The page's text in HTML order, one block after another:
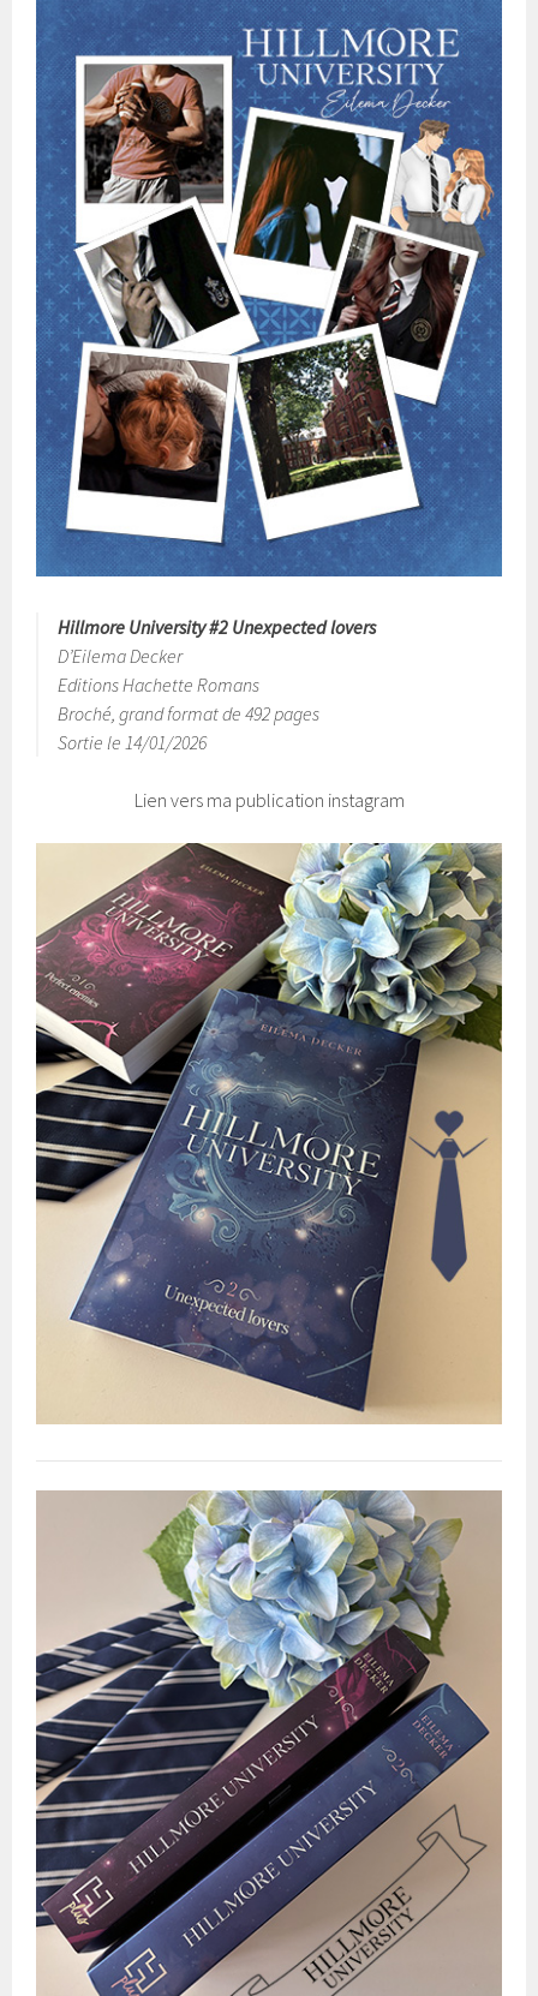
Hillmore University #2 Unexpected lovers
D’Eilema Decker
Editions Hachette Romans
Broché, grand format de 492 pages
Sortie le 14/01/2026
Lien vers ma publication instagram